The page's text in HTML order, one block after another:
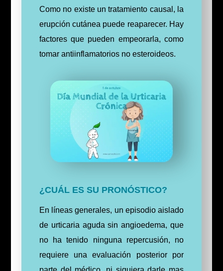
Como no existe un tratamiento causal, la
erupción cutánea puede reaparecer. Hay
factores que pueden empeorarla, como
tomar antiinflamatorios no esteroideos.
¿CUÁL ES SU PRONÓSTICO?
En líneas generales, un episodio aislado
de urticaria aguda sin angioedema, que
no ha tenido ninguna repercusión, no
requiere una evaluación posterior por